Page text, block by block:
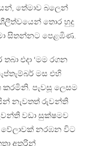
තේමාව බලෙන්
තොර හුදු
සිතන්නට පෙළඹිණ.
එදා ‘මම රගන
මස එහි
කරමිනි. පැවසූ ලෙසම
නැවතත් රුවන්ති
වඩා සුක්ෂමව
වේලාවක් නරඹන විට
අතුරින්